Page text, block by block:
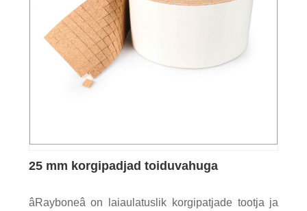
25 mm korgipadjad toiduvahuga
âRayboneâ on laiaulatuslik korgipatjade tootja ja